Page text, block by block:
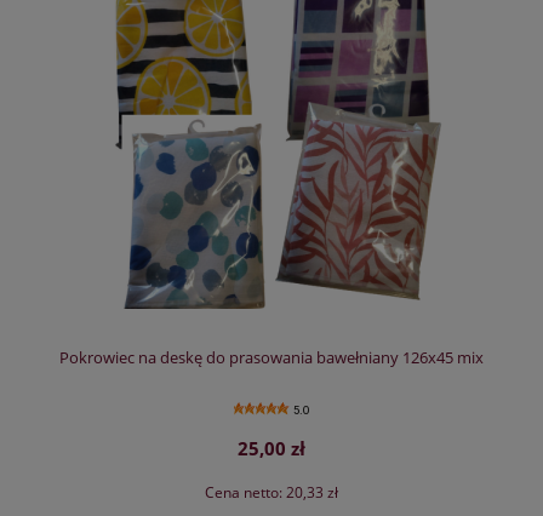
Pokrowiec na deskę do prasowania bawełniany 126x45 mix
5.0
25,00 zł
Cena netto: 20,33 zł